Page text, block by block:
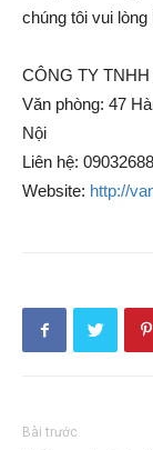
chúng tôi vui lòng
CÔNG TY
Văn phòng: 47
Nội
Liên hệ:
Website: http://
Bài trước